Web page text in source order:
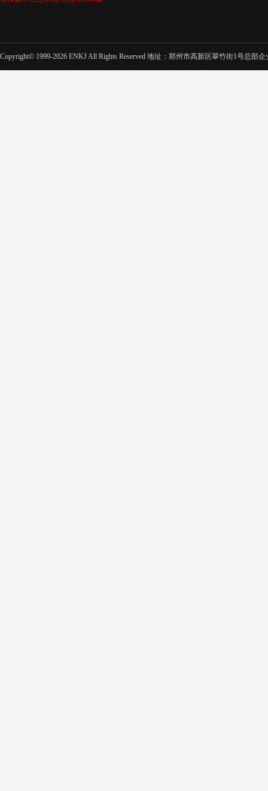
Copyright© 1999-2026 ENKJ All Rights Reserved 地址：郑州市高新区翠竹街1号